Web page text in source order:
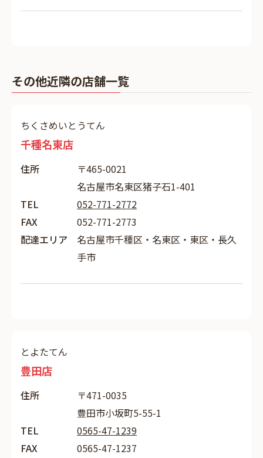
その他近隣の店舗一覧
ちくさめいとうてん
千種名東店
住所
〒465-0021
名古屋市名東区猪子石1-401
TEL
052-771-2772
FAX
052-771-2773
配達エリア
名古屋市千種区・名東区・東区・長久
手市
とよたてん
豊田店
住所
〒471-0035
豊田市小坂町5-55-1
TEL
0565-47-1239
FAX
0565-47-1237